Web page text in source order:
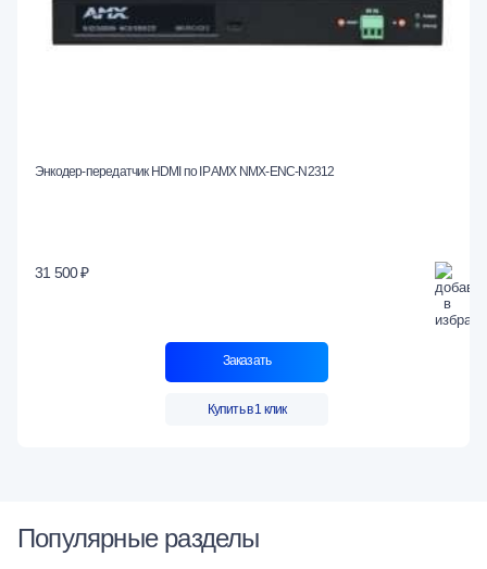
Энкодер-передатчик HDMI по IP AMX NMX-ENC-N2312
31 500 ₽
Заказать
Купить в 1 клик
Популярные разделы